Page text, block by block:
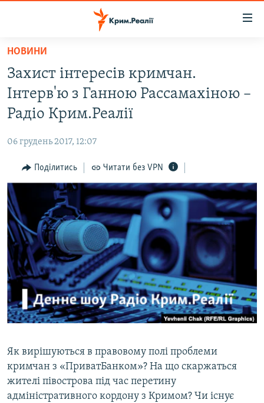
Перейти
основного
матеріалу
Перейти
до
основної
навігації
Перейти
до
пошуку
ВОДА.КРИМ
ВІДЕО ТА ФОТО
БЛОГИ
ПОГЛЯД
ІНТЕРВ'Ю
ВСЕ ЗА ДЕНЬ
СПЕЦПРОЕКТИ
ДЕПОРТАЦІЯ
ВІДЕОУРОКИ «ELIFBE»
СВІДЧЕННЯ ОКУПАЦІЇ
УКРАЇНСЬКА ПРОБЛЕМА КРИМУ
ЯК ОБІЙТИ БЛОКУВАННЯ
Русский
Qırımtatar
Усі сайти RFE/RL
НОВИНИ
Захист інтересів кримчан.
Інтерв'ю з Ганною Рассамахіною –
Радіо Крим.Реалії
06 грудень 2017, 12:07
Поділитись Читати без VPN
Як вирішуються в правовому полі проблеми
кримчан з «ПриватБанком»? На що скаржаться
жителі півострова під час перетину
адміністративного кордону з Кримом? Чи існує